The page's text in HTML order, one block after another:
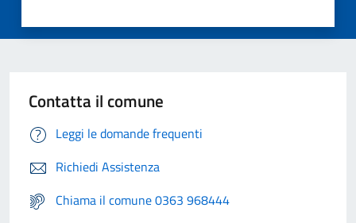
Contatta il comune
Leggi le domande frequenti
Richiedi Assistenza
Chiama il comune 0363 968444